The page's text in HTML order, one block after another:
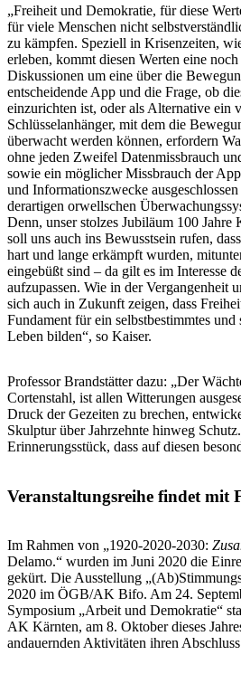
„Freiheit und Demokratie, für diese
für viele Menschen nicht
zu kämpfen. Speziell in Krisenzeiten,
erleben, kommt diesen Werten eine
Diskussionen um eine über die
entscheidende App und die Frage, ob
einzurichten ist, oder als Alternative ein
Schlüsselanhänger, mit dem die
überwacht werden können, erfordern
ohne jeden Zweifel Datenmissbrauch
sowie ein möglicher Missbrauch der
und Informationszwecke
derartigen orwellschen
Denn, unser stolzes Jubiläum 100
soll uns auch ins Bewusstsein rufen,
hart und lange erkämpft wurden,
eingebüßt sind – da gilt es im Interesse
aufzupassen. Wie in der Vergangenheit
sich auch in Zukunft zeigen, dass
Fundament für ein selbstbestimmtes und
Leben bilden“, so Kaiser.
Professor Brandstätter dazu: „Der
Cortenstahl, ist allen Witterungen
Druck der Gezeiten zu brechen,
Skulptur über Jahrzehnte hinweg
Erinnerungsstück, dass auf diesen
Veranstaltungsreihe findet mit
Im Rahmen von „1920-2020-2030:
Delamo.“ wurden im Juni 2020 die
gekürt. Die Ausstellung
2020 im ÖGB/AK Bifo. Am 24.
Symposium „Arbeit und Demokratie“
AK Kärnten, am 8. Oktober dieses
andauernden Aktivitäten ihren